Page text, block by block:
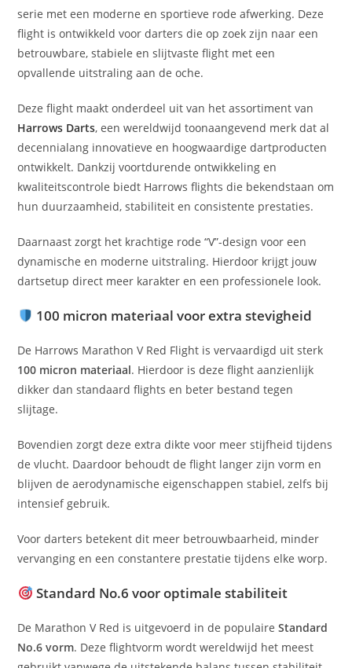
serie met een moderne en sportieve rode afwerking. Deze
flight is ontwikkeld voor darters die op zoek zijn naar een
betrouwbare, stabiele en slijtvaste flight met een
opvallende uitstraling aan de oche.
Deze flight maakt onderdeel uit van het assortiment van
Harrows Darts, een wereldwijd toonaangevend merk dat al
decennialang innovatieve en hoogwaardige dartproducten
ontwikkelt. Dankzij voortdurende ontwikkeling en
kwaliteitscontrole biedt Harrows flights die bekendstaan om
hun duurzaamheid, stabiliteit en consistente prestaties.
Daarnaast zorgt het krachtige rode “V”-design voor een
dynamische en moderne uitstraling. Hierdoor krijgt jouw
dartsetup direct meer karakter en een professionele look.
100 micron materiaal voor extra stevigheid
De Harrows Marathon V Red Flight is vervaardigd uit sterk
100 micron materiaal. Hierdoor is deze flight aanzienlijk
dikker dan standaard flights en beter bestand tegen
slijtage.
Bovendien zorgt deze extra dikte voor meer stijfheid tijdens
de vlucht. Daardoor behoudt de flight langer zijn vorm en
blijven de aerodynamische eigenschappen stabiel, zelfs bij
intensief gebruik.
Voor darters betekent dit meer betrouwbaarheid, minder
vervanging en een constantere prestatie tijdens elke worp.
Standard No.6 voor optimale stabiliteit
De Marathon V Red is uitgevoerd in de populaireStandard
No.6 vorm. Deze flightvorm wordt wereldwijd het meest